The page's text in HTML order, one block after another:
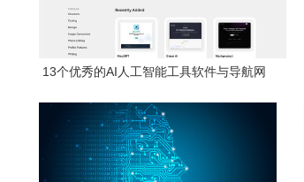
13个优秀的AI人工智能工具软件与导航网